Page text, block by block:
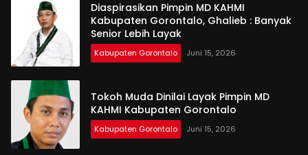
Diaspirasikan Pimpin MD KAHMI
Kabupaten Gorontalo, Ghalieb : Banyak
Senior Lebih Layak
Kabupaten Gorontalo Juni 15, 2026
Tokoh Muda Dinilai Layak Pimpin MD
KAHMI Kabupaten Gorontalo
Kabupaten Gorontalo Juni 15, 2026